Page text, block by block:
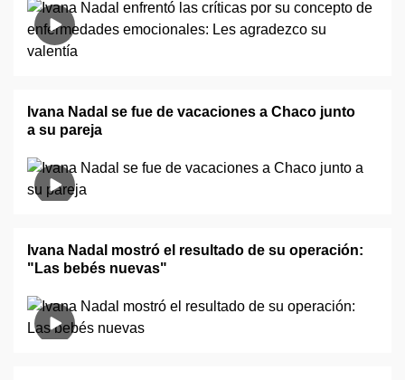
Ivana Nadal se fue de vacaciones a Chaco junto
a su pareja
Ivana Nadal mostró el resultado de su operación:
"Las bebés nuevas"